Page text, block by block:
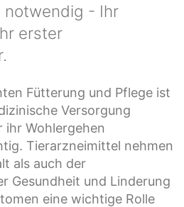
notwendig - Ihr
erster
Fütterung und Pflege ist
Versorgung
ihr Wohlergehen
Tierarzneimittel nehmen
als auch der
Gesundheit und Linderung
eine wichtige Rolle